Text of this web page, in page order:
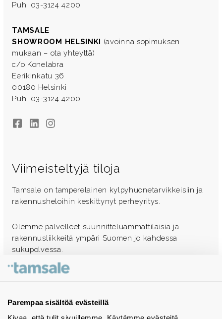
Parempaa sisältöä evästeillä
Puh. 03-3124 4200
TAMSALE
SHOWROOM HELSINKI (avoinna sopimuksen
mukaan – ota yhteyttä)
c/o Konelabra
Eerikinkatu 36
00180 Helsinki
Puh. 03-3124 4200
FacebookLinkedInInstagram
Viimeisteltyjä tiloja
Tamsale on tamperelainen kylpyhuonetarvikkeisiin ja
rakennusheloihin keskittynyt perheyritys.
Olemme palvelleet suunnitteluammattilaisia ja
rakennusliikkeitä ympäri Suomen jo kahdessa
sukupolvessa.
Ota yhteyttä - autamme mielellämme
Tuotekuvastot